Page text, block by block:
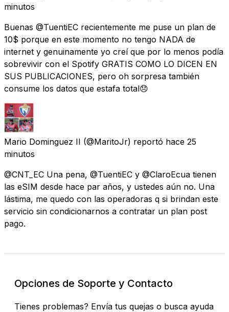
minutos
Buenas @TuentiEC recientemente me puse un plan de
10$ porque en este momento no tengo NADA de
internet y genuinamente yo creí que por lo menos podía
sobrevivir con el Spotify GRATIS COMO LO DICEN EN
SUS PUBLICACIONES, pero oh sorpresa también
consume los datos que estafa total😞
Mario Dominguez II (@MaritoJr) reportó hace 25
minutos
@CNT_EC Una pena, @TuentiEC y @ClaroEcua tienen
las eSIM desde hace par años, y ustedes aún no. Una
lástima, me quedo con las operadoras q si brindan este
servicio sin condicionarnos a contratar un plan post
pago.
Opciones de Soporte y Contacto
Tienes problemas? Envía tus quejas o busca ayuda